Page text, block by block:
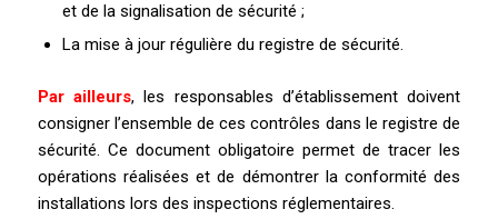
et de la signalisation de sécurité ;
La mise à jour régulière du registre de sécurité.
Par ailleurs, les responsables d’établissement doivent
consigner l’ensemble de ces contrôles dans le registre de
sécurité. Ce document obligatoire permet de tracer les
opérations réalisées et de démontrer la conformité des
installations lors des inspections réglementaires.